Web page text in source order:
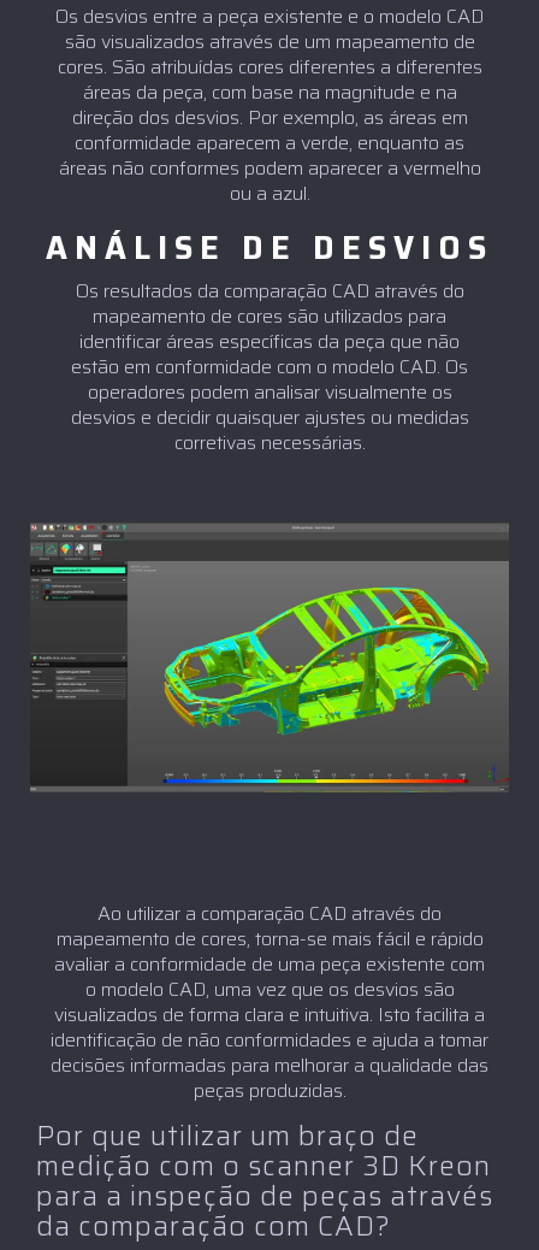
Os desvios entre a peça existente e o modelo CAD
são visualizados através de um mapeamento de
cores. São atribuídas cores diferentes a diferentes
áreas da peça, com base na magnitude e na
direção dos desvios. Por exemplo, as áreas em
conformidade aparecem a verde, enquanto as
áreas não conformes podem aparecer a vermelho
ou a azul.
ANÁLISE DE DESVIOS
Os resultados da comparação CAD através do
mapeamento de cores são utilizados para
identificar áreas específicas da peça que não
estão em conformidade com o modelo CAD. Os
operadores podem analisar visualmente os
desvios e decidir quaisquer ajustes ou medidas
corretivas necessárias.
Ao utilizar a comparação CAD através do
mapeamento de cores, torna-se mais fácil e rápido
avaliar a conformidade de uma peça existente com
o modelo CAD, uma vez que os desvios são
visualizados de forma clara e intuitiva. Isto facilita a
identificação de não conformidades e ajuda a tomar
decisões informadas para melhorar a qualidade das
peças produzidas.
Por que utilizar um braço de
medição com o scanner 3D Kreon
para a inspeção de peças através
da comparação com CAD?